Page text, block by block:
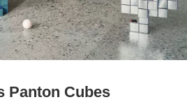
Panton Cubes